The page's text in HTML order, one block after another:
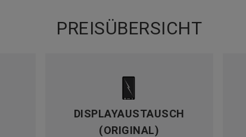
PREISÜBERSICHT
DISPLAYAUSTAUSCH
(ORIGINAL)